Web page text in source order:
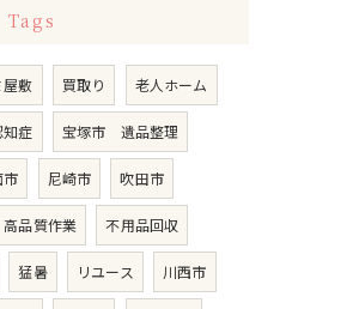
Tags
屋敷 買取り 老人ホーム
知症 宝塚市 遺品整理
市 尼崎市 吹田市
高品質作業 不用品回収
猛暑 リユース 川西市